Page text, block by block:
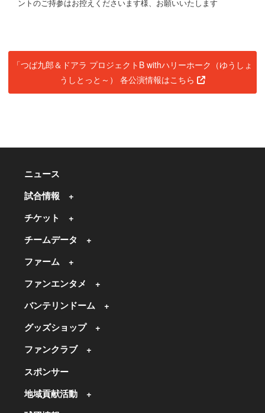
ントのご持参はお控えくださいます様、お願いいたします
「つば九郎＆ドアラ プロジェクトB withハリーホーク（ゆうしょ
うしとっと～） 各公演情報はこちら
ニュース
試合情報
チケット
チームデータ
ファーム
ファンエンタメ
バンテリンドーム
グッズショップ
ファンクラブ
スポンサー
地域貢献活動